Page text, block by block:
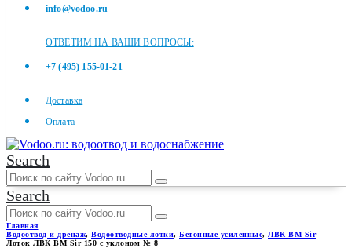
info@vodoo.ru
ОТВЕТИМ НА ВАШИ ВОПРОСЫ:
+7 (495) 155-01-21
Доставка
Оплата
Search
Search
Главная
Водоотвод и дренаж, Водоотводные лотки, Бетонные усиленные, ЛВК ВМ Sir
Лоток ЛВК ВМ Sir 150 с уклоном № 8